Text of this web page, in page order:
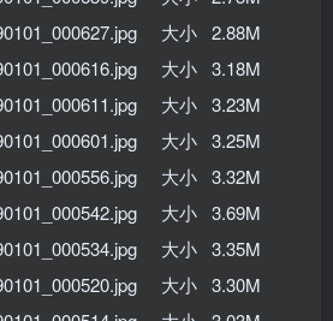
大小 2.88M
大小 3.18M
大小 3.23M
大小 3.25M
大小 3.32M
大小 3.69M
大小 3.35M
大小 3.30M